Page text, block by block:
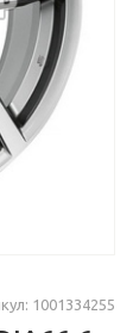
1001334255